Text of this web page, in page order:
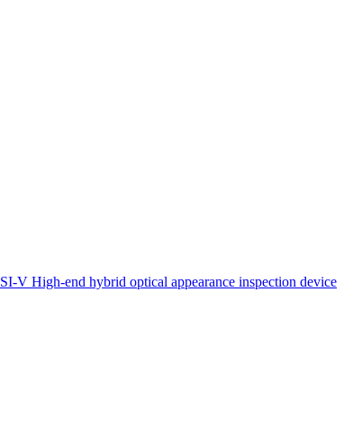
V High-end hybrid optical appearance inspection device